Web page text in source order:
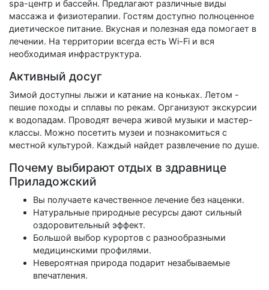
spa-центр и бассейн. Предлагают различные виды
массажа и физиотерапии. Гостям доступно полноценное
диетическое питание. Вкусная и полезная еда помогает в
лечении. На территории всегда есть Wi-Fi и вся
необходимая инфраструктура.
Активный досуг
Зимой доступны лыжи и катание на коньках. Летом -
пешие походы и сплавы по рекам. Организуют экскурсии
к водопадам. Проводят вечера живой музыки и мастер-
классы. Можно посетить музеи и познакомиться с
местной культурой. Каждый найдет развлечение по душе.
Почему выбирают отдых в здравнице
Приладожский
Вы получаете качественное лечение без наценки.
Натуральные природные ресурсы дают сильный
оздоровительный эффект.
Большой выбор курортов с разнообразными
медицинскими профилями.
Невероятная природа подарит незабываемые
впечатления.